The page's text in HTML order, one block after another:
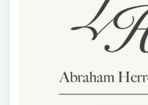
Paraffinbehandling